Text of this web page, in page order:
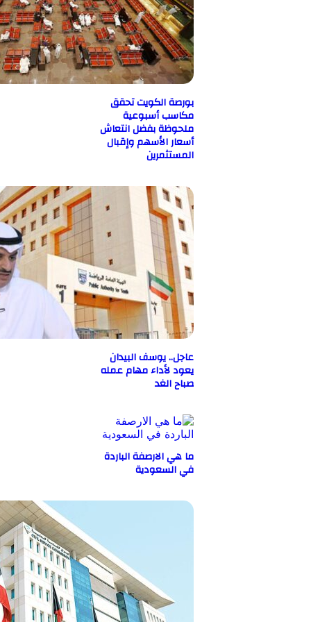
بورصة الكويت تحقق
مكاسب أسبوعية
ملحوظة بفضل انتعاش
أسعار الأسهم وإقبال
المستثمرين
عاجل.. يوسف البيدان
يعود لأداء مهام عمله
صباح الغد
ما هي الارصفة الباردة
في السعودية